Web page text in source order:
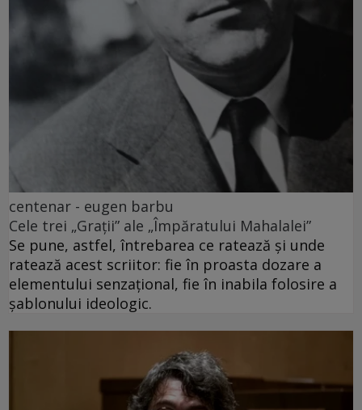
centenar - eugen barbu
Cele trei „Grații” ale „Împăratului Mahalalei”
Se pune, astfel, întrebarea ce ratează și unde
ratează acest scriitor: fie în proasta dozare a
elementului senzațional, fie în inabila folosire a
șablonului ideologic.